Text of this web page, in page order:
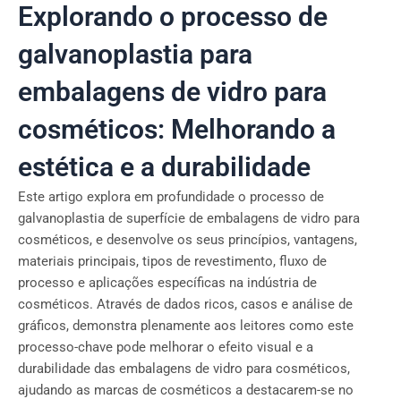
Explorando o processo de
galvanoplastia para
embalagens de vidro para
cosméticos: Melhorando a
estética e a durabilidade
Este artigo explora em profundidade o processo de
galvanoplastia de superfície de embalagens de vidro para
cosméticos, e desenvolve os seus princípios, vantagens,
materiais principais, tipos de revestimento, fluxo de
processo e aplicações específicas na indústria de
cosméticos. Através de dados ricos, casos e análise de
gráficos, demonstra plenamente aos leitores como este
processo-chave pode melhorar o efeito visual e a
durabilidade das embalagens de vidro para cosméticos,
ajudando as marcas de cosméticos a destacarem-se no